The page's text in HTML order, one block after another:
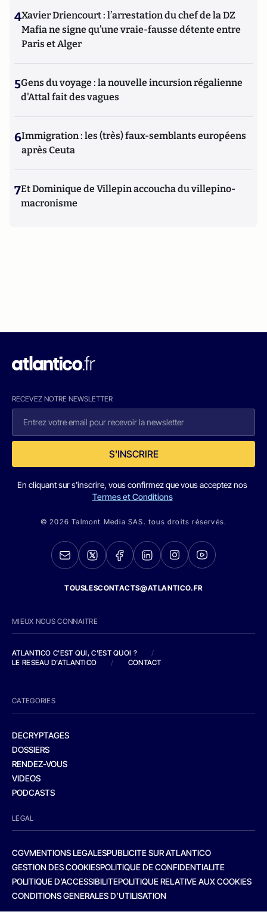
4Xavier Driencourt : l’arrestation du chef de la DZ
Mafia ne signe qu’une vraie-fausse détente entre
Paris et Alger
5Gens du voyage : la nouvelle incursion régalienne
d'Attal fait des vagues
6Immigration : les (très) faux-semblants européens
après Ceuta
7Et Dominique de Villepin accoucha du villepino-
macronisme
RECEVEZ NOTRE NEWSLETTER
S'INSCRIRE
En cliquant sur s'inscrire, vous confirmez que vous acceptez nos
Termes et Conditions
© 2026 Talmont Media SAS. tous droits réservés.
TOUSLESCONTACTS@ATLANTICO.FR
MIEUX NOUS CONNAITRE
ATLANTICO C'EST QUI, C'EST QUOI ?
/
LE RESEAU D'ATLANTICO
/ CONTACT
CATEGORIES
DECRYPTAGES
DOSSIERS
RENDEZ-VOUS
VIDEOS
PODCASTS
LEGAL
CGVMENTIONS LEGALESPUBLICITE SUR ATLANTICO
GESTION DES COOKIESPOLITIQUE DE CONFIDENTIALITE
POLITIQUE D’ACCESSIBILITEPOLITIQUE RELATIVE AUX COOKIES
CONDITIONS GENERALES D’UTILISATION